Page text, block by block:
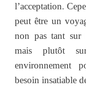
l’acceptation.
peut être un
non pas tant sur
mais plutôt
environnement
besoin insatiable